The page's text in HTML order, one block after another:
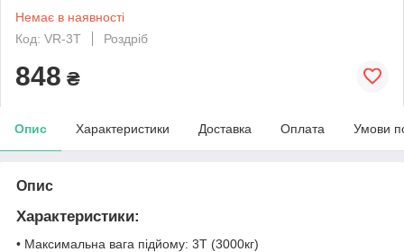
Немає в наявності
Код: VR-3T
Роздріб
848 ₴
Опис Характеристики Доставка Оплата Умови
Опис
Характеристики:
• Максимальна вага підйому: 3Т (3000кг)